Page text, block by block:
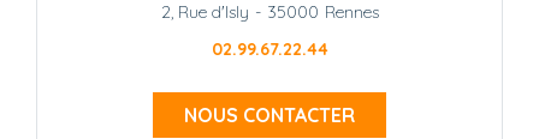
2, Rue d'Isly - 35000 Rennes
02.99.67.22.44
NOUS CONTACTER